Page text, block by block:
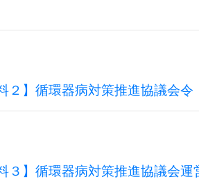
２】循環器病対策推進協議会令
３】循環器病対策推進協議会運